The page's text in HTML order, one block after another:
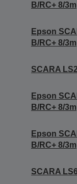
B/RC+ 8/3m
Epson
B/RC+ 8/3m
SCARA
Epson
B/RC+ 8/3m
Epson
B/RC+ 8/3m
SCARA